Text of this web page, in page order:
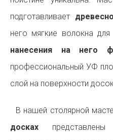
подготавливает
него мягкие волокна
нанесения на него
профессиональный УФ
слой на поверхности
В нашей столярной
досках